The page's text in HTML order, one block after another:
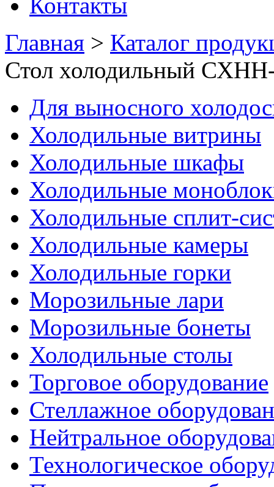
Главная > Каталог
Стол холодильный
Для выносного
Холодильные витрины
Холодильные шкафы
Холодильные
Холодильные сплит-
Холодильные камеры
Холодильные горки
Морозильные лари
Морозильные бонеты
Холодильные столы
Торговое оборудование
Стеллажное
Нейтральное
Технологическое